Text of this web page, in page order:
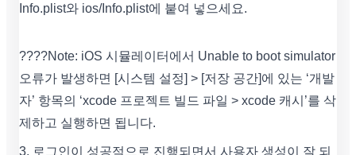
Info.plist와 ios/Info.plist에 붙여 넣으세요.
????Note: iOS 시뮬레이터에서 Unable to boot simulator
오류가 발생하면 [시스템 설정] > [저장 공간]에 있는 ‘개발
자’ 항목의 ‘xcode 프로젝트 빌드 파일 > xcode 캐시’를 삭
제하고 실행하면 됩니다.
3. 로그인이 성공적으로 진행되면서 사용자 생성이 잘 되